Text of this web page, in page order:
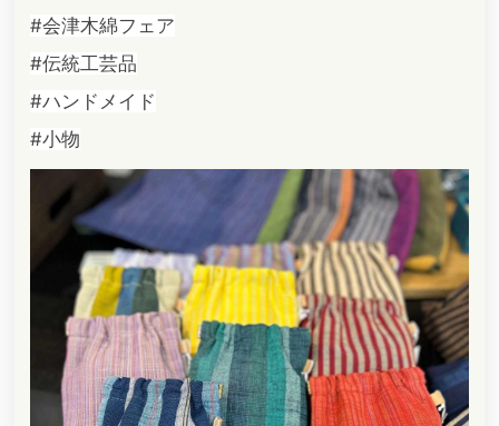
#会津木綿フェア
#伝統工芸品
#ハンドメイド
#小物